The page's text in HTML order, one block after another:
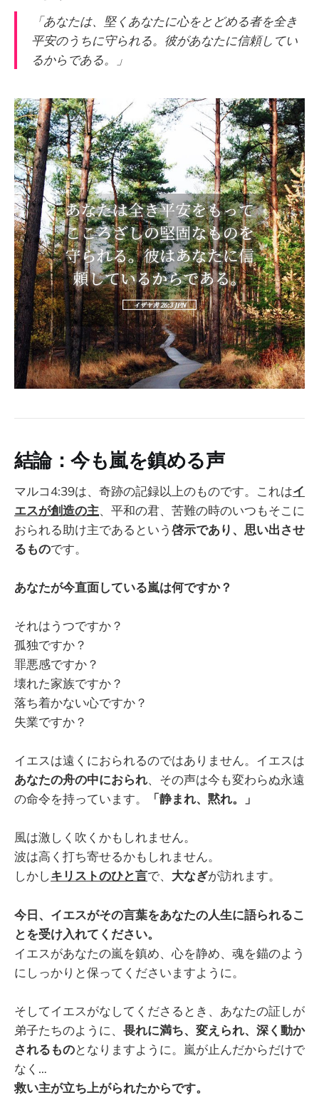
「あなたは、堅くあなたに心をとどめる者を全き
平安のうちに守られる。彼があなたに信頼してい
るからである。」
結論：今も嵐を鎮める声
マルコ4:39は、奇跡の記録以上のものです。これはイ
エスが創造の主、平和の君、苦難の時のいつもそこに
おられる助け主であるという啓示であり、思い出させ
るものです。
あなたが今直面している嵐は何ですか？
それはうつですか？
孤独ですか？
罪悪感ですか？
壊れた家族ですか？
落ち着かない心ですか？
失業ですか？
イエスは遠くにおられるのではありません。イエスは
あなたの舟の中におられ、その声は今も変わらぬ永遠
の命令を持っています。
「静まれ、黙れ。」
風は激しく吹くかもしれません。
波は高く打ち寄せるかもしれません。
しかしキリストのひと言で、 大なぎが訪れます。
今日、イエスがその言葉をあなたの人生に語られるこ
とを受け入れてください。
イエスがあなたの嵐を鎮め、心を静め、魂を錨のよう
にしっかりと保ってくださいますように。
そしてイエスがなしてくださるとき、あなたの証しが
弟子たちのように、 畏れに満ち、変えられ、深く動か
されるものとなりますように。嵐が止んだからだけで
なく…
救い主が立ち上がられたからです。